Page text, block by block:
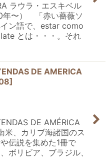
ラウラ・エスキベル
年〜） 「赤い薔薇ソ
ン語で、estar como
とは・・・。それ
DE AMERICA
]
DE AMÉRICA
米、カリブ海諸国のス
伝説を集めた1冊で
ボリビア、ブラジル、